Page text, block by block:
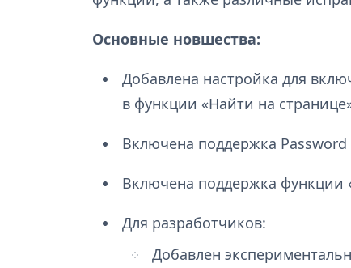
Основные новшества:
Добавлена настройка для
в функции «Найти на
Включена поддержка
Включена поддержка функции
Для разработчиков:
Добавлен